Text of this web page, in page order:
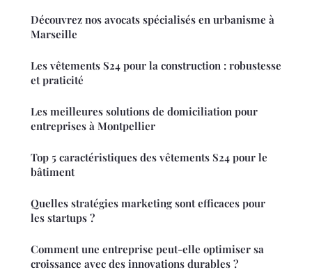
Découvrez nos avocats spécialisés en urbanisme à
Marseille
Les vêtements S24 pour la construction : robustesse
et praticité
Les meilleures solutions de domiciliation pour
entreprises à Montpellier
Top 5 caractéristiques des vêtements S24 pour le
bâtiment
Quelles stratégies marketing sont efficaces pour
les startups ?
Comment une entreprise peut-elle optimiser sa
croissance avec des innovations durables ?